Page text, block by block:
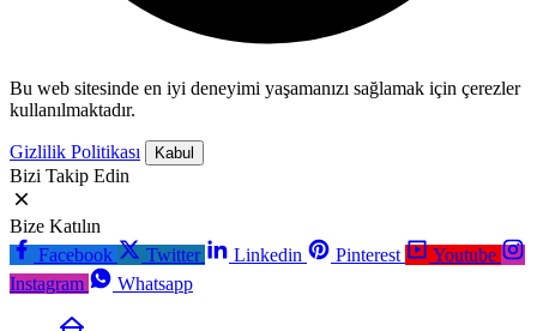
Bu web sitesinde en iyi deneyimi yaşamanızı sağlamak için çerezler
kullanılmaktadır.
Gizlilik Politikası Kabul
Bizi Takip Edin
Bize Katılın
Facebook
Twitter Linkedin Pinterest
Youtube
Instagram
Whatsapp